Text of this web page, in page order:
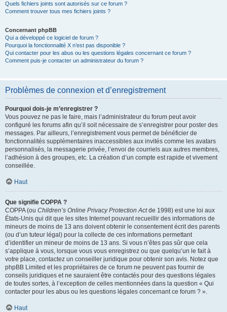
Quels fichiers joints sont autorisés sur ce forum ?
Comment trouver tous mes fichiers joints ?
Concernant phpBB
Qui a développé ce logiciel de forum ?
Pourquoi la fonctionnalité X n’est pas disponible ?
Qui contacter pour les abus ou les questions légales concernant ce forum ?
Comment puis-je contacter un administrateur du forum ?
Problèmes de connexion et d’enregistrement
Pourquoi dois-je m’enregistrer ?
Vous pouvez ne pas le faire, mais l’administrateur du forum peut avoir
configuré les forums afin qu’il soit nécessaire de s’enregistrer pour poster des
messages. Par ailleurs, l’enregistrement vous permet de bénéficier de
fonctionnalités supplémentaires inaccessibles aux invités comme les avatars
personnalisés, la messagerie privée, l’envoi de courriels aux autres membres,
l’adhésion à des groupes, etc. La création d’un compte est rapide et vivement
conseillée.
Haut
Que signifie COPPA ?
COPPA (ou Children’s Online Privacy Protection Actde 1998) est une loi aux
États-Unis qui dit que les sites Internet pouvant recueillir des informations de
mineurs de moins de 13 ans doivent obtenir le consentement écrit des parents
(ou d’un tuteur légal) pour la collecte de ces informations permettant
d’identifier un mineur de moins de 13 ans. Si vous n’êtes pas sûr que cela
s’applique à vous, lorsque vous vous enregistrez ou que quelqu’un le fait à
votre place, contactez un conseiller juridique pour obtenir son avis. Notez que
phpBB Limited et les propriétaires de ce forum ne peuvent pas fournir de
conseils juridiques et ne sauraient être contactés pour des questions légales
de toutes sortes, à l’exception de celles mentionnées dans la question « Qui
contacter pour les abus ou les questions légales concernant ce forum ? ».
Haut